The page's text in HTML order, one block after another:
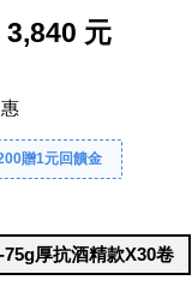
3,840 元
贈1元回饋金
75g厚抗酒精款X30卷